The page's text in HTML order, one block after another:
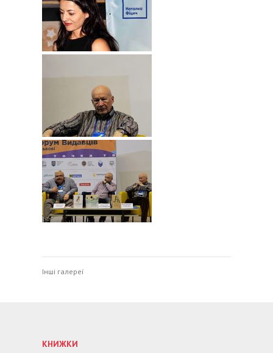
Інші галереї
КНИЖКИ